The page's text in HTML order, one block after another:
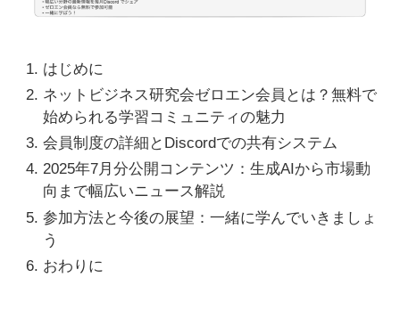
はじめに
ネットビジネス研究会ゼロエン会員とは？無料で
始められる学習コミュニティの魅力
会員制度の詳細とDiscordでの共有システム
2025年7月分公開コンテンツ：生成AIから市場動
向まで幅広いニュース解説
参加方法と今後の展望：一緒に学んでいきましょ
う
おわりに